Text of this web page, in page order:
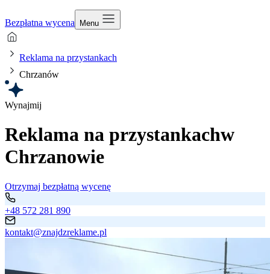
Bezpłatna wycena Menu
Reklama na przystankach
Chrzanów
Wynajmij
Reklama na przystankachw
Chrzanowie
Otrzymaj bezpłatną wycenę
+48 572 281 890
kontakt@znajdzreklame.pl